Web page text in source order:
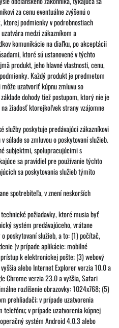
za cenu eventuálne zvýšenú o
ktorej podmienky v podrobnostiach
medzi zákazníkom a
komunikácie na diaľku, po akceptácii
ktoré sú ustanovené v týchto
produkt, jeho hlavné vlastnosti, cenu,
Každý produkt je predmetom
uzatvoriť kúpnu zmluvu so
dohody tiež postupom, ktorý nie je
žiadosť ktorejkoľvek strany vzájomne
služby poskytuje predávajúci zákazníkovi
súlade so zmluvou o poskytovaní služieb.
subjektmi, spolupracujúcimi s
sa pravidiel pre používanie týchto
sa poskytovania služieb týmito
spotrebiteľa, v znení neskorších
technické požiadavky, ktoré musia byť
systém predávajúceho, vrátane
poskytovaní služieb, a to: (1) počítač,
(v prípade aplikácie: mobilné
k elektronickej pošte; (3) webový
alebo Internet Explorer verzia 10.0 a
Chrome verzia 23.0 a vyššia, Safari
rozlíšenie obrazovky: 1024x768; (5)
prehliadači; v prípade uzatvorenia
v prípade uzatvorenia kúpnej
systém Android 4.0.3 alebo